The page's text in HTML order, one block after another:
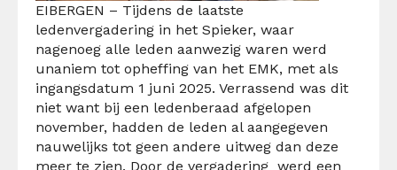
EIBERGEN – Tijdens de laatste
ledenvergadering in het Spieker, waar
nagenoeg alle leden aanwezig waren werd
unaniem tot opheffing van het EMK, met als
ingangsdatum 1 juni 2025. Verrassend was dit
niet want bij een ledenberaad afgelopen
november, hadden de leden al aangegeven
nauwelijks tot geen andere uitweg dan deze
meer te zien. Door de vergadering werd een